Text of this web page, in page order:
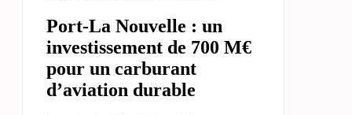
Port-La Nouvelle : un
investissement de 700 M€
pour un carburant
d’aviation durable